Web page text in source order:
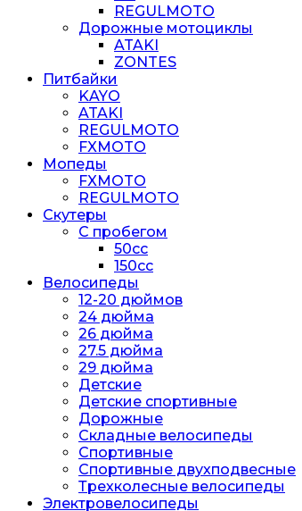
REGULMOTO
Дорожные мотоциклы
ATAKI
ZONTES
Питбайки
KAYO
ATAKI
REGULMOTO
FXMOTO
Мопеды
FXMOTO
REGULMOTO
Скутеры
С пробегом
50cc
150cc
Велосипеды
12-20 дюймов
24 дюйма
26 дюйма
27.5 дюйма
29 дюйма
Детские
Детские спортивные
Дорожные
Складные велосипеды
Спортивные
Спортивные двухподвесные
Трехколесные велосипеды
Электровелосипеды